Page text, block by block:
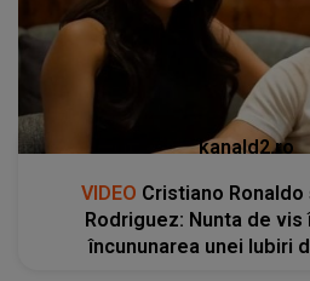
kanald2.ro
VIDEO Cristiano Ronaldo
Rodriguez: Nunta de vis
încununarea unei Iubiri